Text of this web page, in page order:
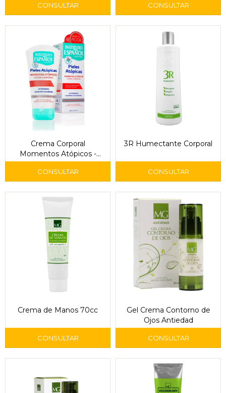
Crema Corporal
Momentos Atópicos -
Instituto Español
3R Humectante Corporal
Crema de Manos 70cc
Gel Crema Contorno de
Ojos Antiedad